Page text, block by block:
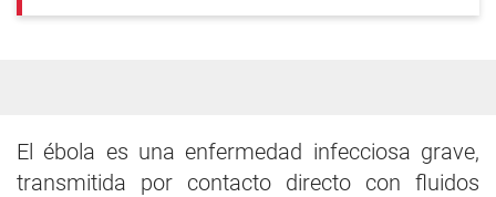
El ébola es una enfermedad infecciosa grave,
transmitida por contacto directo con fluidos